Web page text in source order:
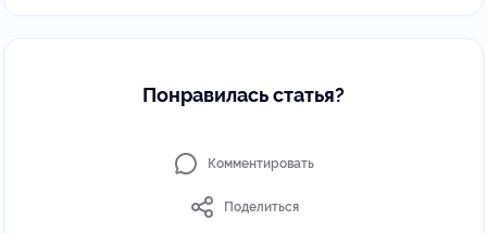
Понравилась статья?
Комментировать
Поделиться